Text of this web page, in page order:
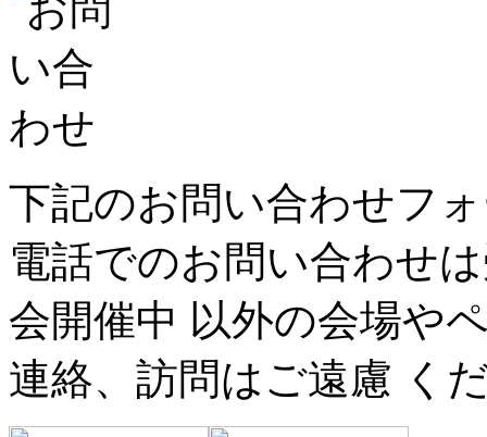
下記のお問い合わせフ
電話でのお問い合わせ
会開催中 以外の会場や
連絡、訪問はご遠慮 く